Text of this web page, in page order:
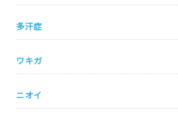
多汗症
ワキガ
ニオイ